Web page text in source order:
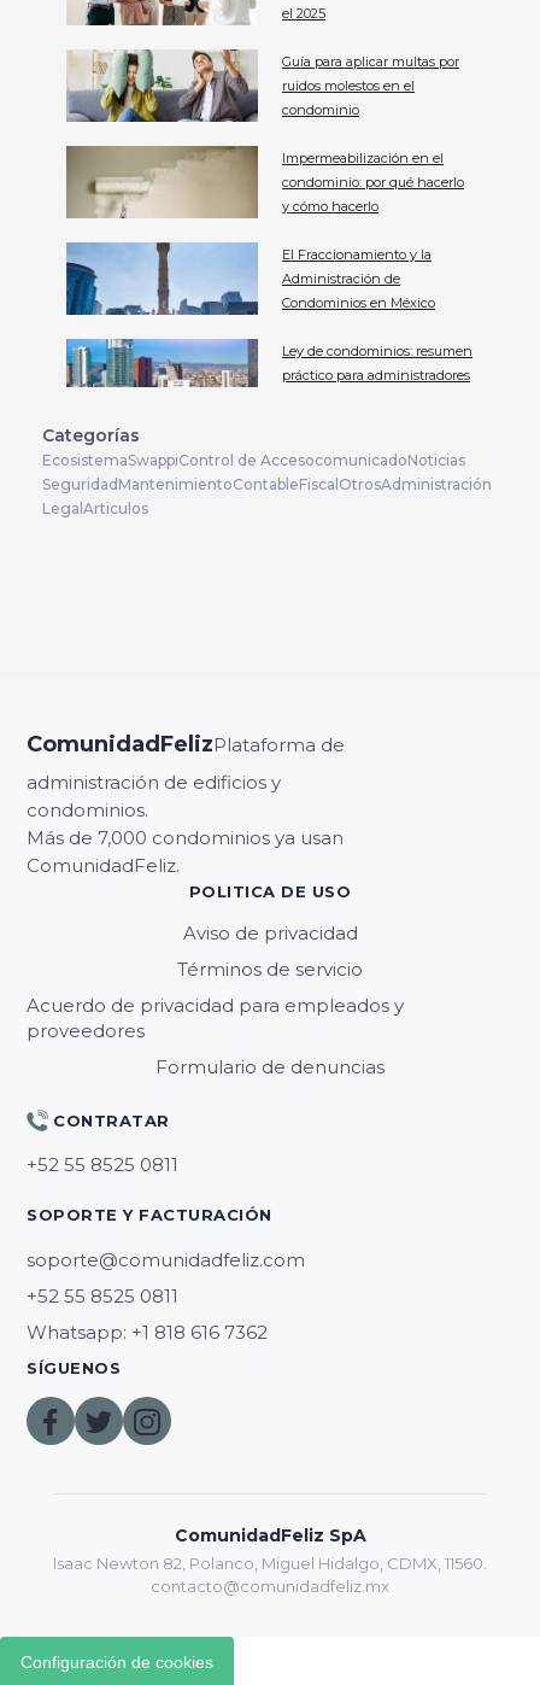
el 2025
Guía para aplicar multas por
ruidos molestos en el
condominio
Impermeabilización en el
condominio: por qué hacerlo
y cómo hacerlo
El Fraccionamiento y la
Administración de
Condominios en México
Ley de condominios: resumen
práctico para administradores
Categorías
EcosistemaSwappiControl de AccesocomunicadoNoticias
Seguridad MantenimientoContableFiscal OtrosAdministración
Legal Articulos
ComunidadFelizPlataforma de
administración de edificios y
condominios.
Más de 7,000 condominios ya usan
ComunidadFeliz.
POLITICA DE USO
Aviso de privacidad
Términos de servicio
Acuerdo de privacidad para empleados y
proveedores
Formulario de denuncias
CONTRATAR
SOPORTE Y FACTURACIÓN
soporte@comunidadfeliz.com
Whatsapp: +1 818 616 7362
SÍGUENOS
ComunidadFeliz SpA
Isaac Newton 82, Polanco, Miguel Hidalgo, CDMX, 11560.
contacto@comunidadfeliz.mx
Configuración de cookies